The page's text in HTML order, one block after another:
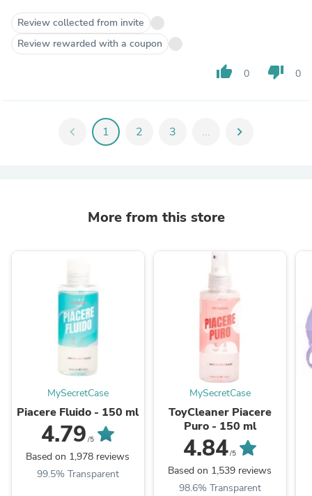
Review collected from invite
Review rewarded with a coupon
thumb_up 0 thumb_down 0
chevron_left 1 2 3 ... chevron_right
More from this store
MySecretCase
Piacere Fluido - 150 ml
4.79 /5
Based on 1,978 reviews
99.5% Transparent
MySecretCase
ToyCleaner Piacere
Puro - 150 ml
4.84/5
Based on 1,539 reviews
98.6% Transparent